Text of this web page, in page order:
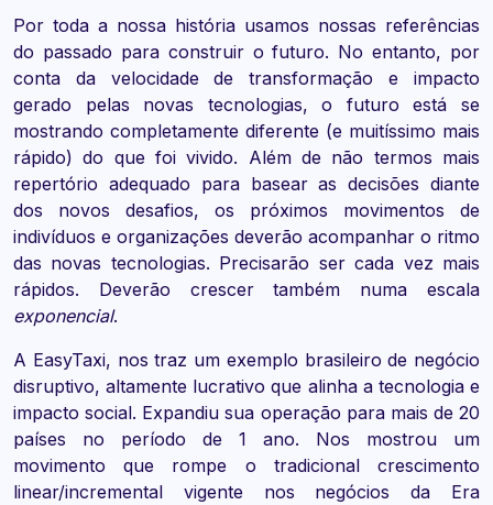
Por toda a nossa história usamos nossas referências
do passado para construir o futuro. No entanto, por
conta da velocidade de transformação e impacto
gerado pelas novas tecnologias, o futuro está se
mostrando completamente diferente (e muitíssimo mais
rápido) do que foi vivido. Além de não termos mais
repertório adequado para basear as decisões diante
dos novos desafios, os próximos movimentos de
indivíduos e organizações deverão acompanhar o ritmo
das novas tecnologias. Precisarão ser cada vez mais
rápidos. Deverão crescer também numa escala
exponencial.
A EasyTaxi, nos traz um exemplo brasileiro de negócio
disruptivo, altamente lucrativo que alinha a tecnologia e
impacto social. Expandiu sua operação para mais de 20
países no período de 1 ano. Nos mostrou um
movimento que rompe o tradicional crescimento
linear/incremental vigente nos negócios da Era